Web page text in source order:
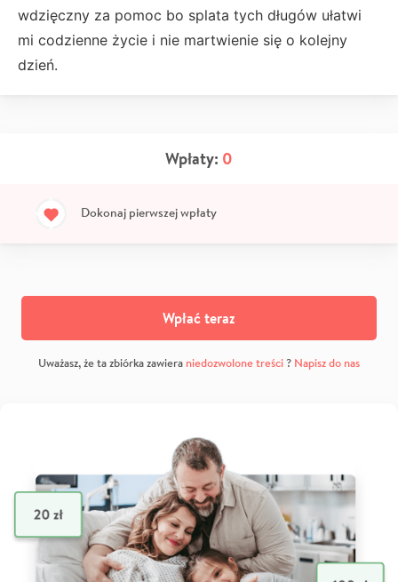
wdzięczny za pomoc bo splata tych długów ułatwi
mi codzienne życie i nie martwienie się o kolejny
dzień.
Wpłaty: 0
Dokonaj pierwszej wpłaty
Wpłać teraz
Uważasz, że ta zbiórka zawiera niedozwolone treści? Napisz do nas